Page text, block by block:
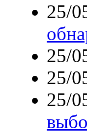
25/
25/
25/
25/